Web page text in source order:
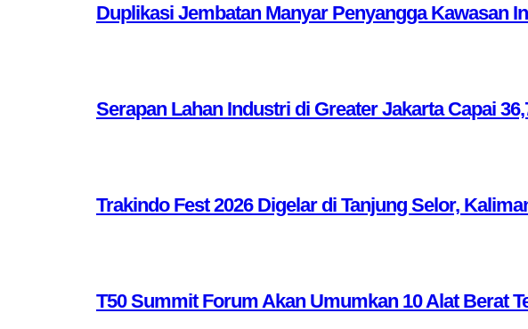
Duplikasi Jembatan Manyar Penyangga Kawasan
Serapan Lahan Industri di Greater Jakarta Capai
Trakindo Fest 2026 Digelar di Tanjung Selor,
T50 Summit Forum Akan Umumkan 10 Alat Berat